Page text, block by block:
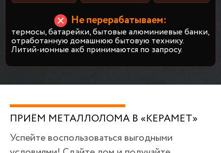
Не перерабатываем:
термосы, батарейки, бытовые алюминиевые банки,
отработанную домашнюю бытовую технику.
Литий-ионные акб принимаются по запросу.
ПРИЁМ МЕТАЛЛОЛОМА В «КЕРАМЕТ»
Успейте воспользоваться выгодными